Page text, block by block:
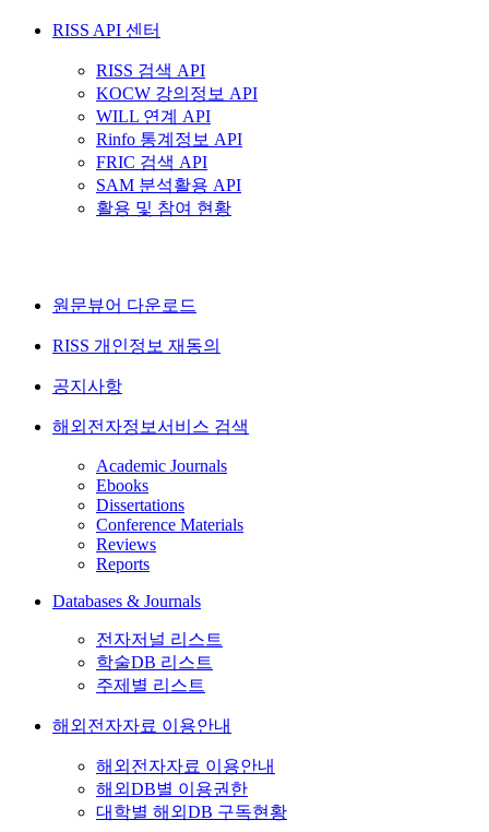
RISS API 센터
RISS 검색 API
KOCW 강의정보 API
WILL 연계 API
Rinfo 통계정보 API
FRIC 검색 API
SAM 분석활용 API
활용 및 참여 현황
원문뷰어 다운로드
RISS 개인정보 재동의
공지사항
해외전자정보서비스 검색
Academic Journals
Ebooks
Dissertations
Conference Materials
Reviews
Reports
Databases & Journals
전자저널 리스트
학술DB 리스트
주제별 리스트
해외전자자료 이용안내
해외전자자료 이용안내
해외DB별 이용권한
대학별 해외DB 구독현황